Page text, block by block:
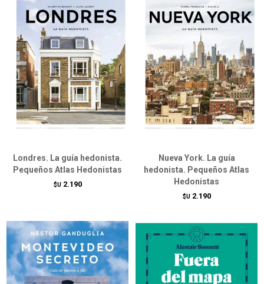
Londres. La guía hedonista.
Pequeños Atlas Hedonistas
$U 2.190
Nueva York. La guía
hedonista. Pequeños Atlas
Hedonistas
$U 2.190